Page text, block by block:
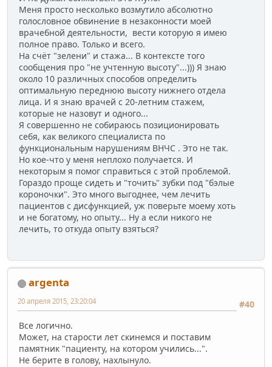
Меня просто несколько возмутило абсолютно
голословное обвинение в незаконности моей
врачебной деятельности, вести которую я имею
полное право. Только и всего.
На счёт "зелени" и стажа... В контексте того
сообщения про "не учтенную высоту"...))) Я знаю
около 10 различных способов определить
оптимальную переднюю высоту нижнего отдела
лица. И я знаю врачей с 20-летним стажем,
которые не назовут и одного...
Я совершенно не собираюсь позиционировать
себя, как великого специалиста по
функциональным нарушениям ВНЧС . Это не так.
Но кое-что у меня неплохо получается. И
некоторым я помог справиться с этой проблемой.
Гораздо проще сидеть и "точить" зубки под "бэлые
короночки". Это много выгоднее, чем лечить
пациентов с дисфункцией, уж поверьте моему хоть
и не богатому, но опыту... Ну а если никого не
лечить, то откуда опыту взяться?
argenta
#40
20 апреля 2015, 23:20:04
Все логично.
Может, на старости лет скинемся и поставим
памятник "пациенту, на котором учились...".
Не берите в голову, нахлынуло.